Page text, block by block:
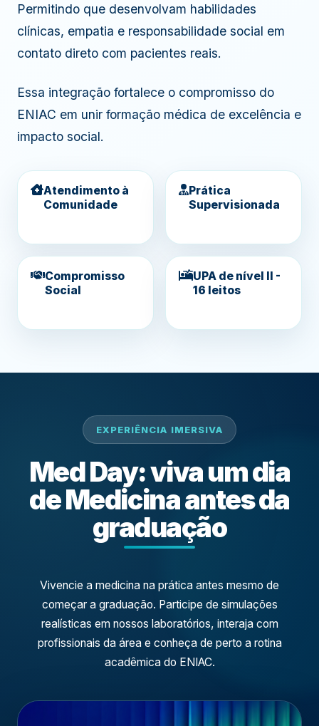
Permitindo que desenvolvam habilidades
clínicas, empatia e responsabilidade social em
contato direto com pacientes reais.
Essa integração fortalece o compromisso do
ENIAC em unir formação médica de excelência e
impacto social.
Atendimento à
Comunidade
Prática
Supervisionada
Compromisso
Social
UPA de nível II -
16 leitos
EXPERIÊNCIA IMERSIVA
Med Day: viva um dia
de Medicina antes da
graduação
Vivencie a medicina na prática antes mesmo de
começar a graduação. Participe de simulações
realísticas em nossos laboratórios, interaja com
profissionais da área e conheça de perto a rotina
acadêmica do ENIAC.